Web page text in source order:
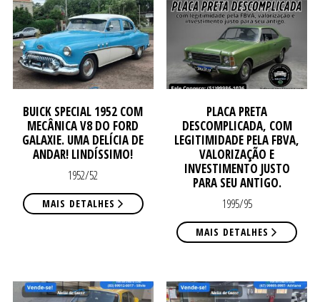
BUICK SPECIAL 1952 COM
MECÂNICA V8 DO FORD
GALAXIE. UMA DELÍCIA DE
ANDAR! LINDÍSSIMO!
1952/52
MAIS DETALHES
PLACA PRETA
DESCOMPLICADA, COM
LEGITIMIDADE PELA FBVA,
VALORIZAÇÃO E
INVESTIMENTO JUSTO
PARA SEU ANTIGO.
1995/95
MAIS DETALHES